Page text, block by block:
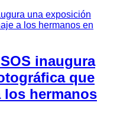
inaugura
que
los hermanos